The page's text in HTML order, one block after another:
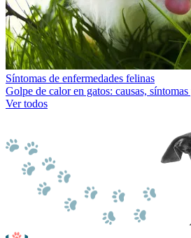
Síntomas de enfermedades felinas
Golpe de calor en gatos: causas,
Ver todos